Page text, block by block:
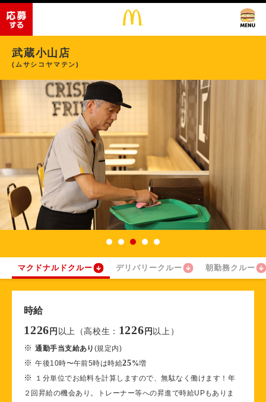
武蔵小山店
(ムサシコヤマテン)
マクドナルドクルー デリバリークルー 朝勤務クルー
時給
1226 円 以上（高校生： 1226 円 以上）
※通勤手当支給あり (規定内)
※午後10時〜午前5時は時給25%増
※
１分単位でお給料を計算しますので、無駄なく働けます！年
２回昇給の機会あり。トレーナー等への昇進で時給UPもありま